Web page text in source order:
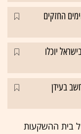
החזקים
יוכלו
בעידן
בית ההשקעות